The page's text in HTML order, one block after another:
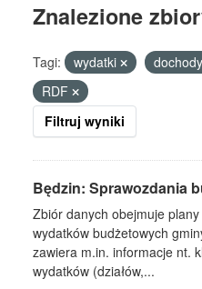
Znalezione
Tagi: wydatki dochody
RDF
Filtruj wyniki
Będzin: Sprawozdania
Zbiór danych obejmuje
wydatków budżetowych
zawiera m.in. informacje nt.
wydatków (działów,...